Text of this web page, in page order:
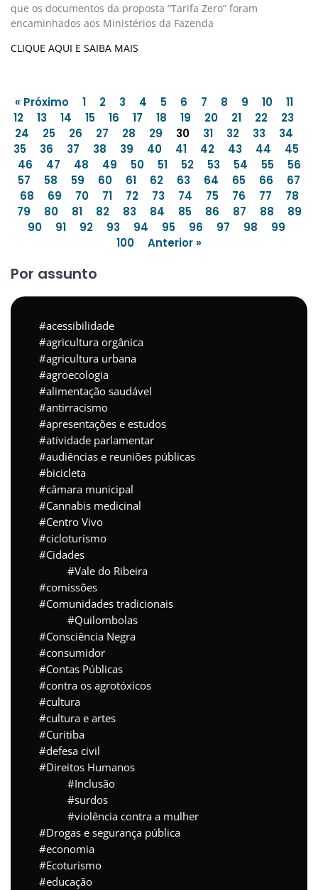
que os documentos da proposta “Tarifa Zero” foram
encaminhados aos Ministérios da Fazenda
CLIQUE AQUI E SAIBA MAIS
« Próximo 1 2 3 4 5 6 7 8 9 10
11
12
13 14 15 16 17 18 19 20 21 22
23
24
25 26 27 28 29 30 31 32 33
34
35
36 37 38 39 40 41 42 43 44
45
46
47 48 49 50 51 52 53 54 55
56
57
58 59 60 61 62 63 64 65 66
67
68
69 70 71 72 73 74 75 76 77
78
79
80 81 82 83 84 85 86 87 88
89
90
91 92 93 94 95 96 97 98
99
100
Anterior »
Por assunto
acessibilidade
agricultura orgânica
agricultura urbana
agroecologia
alimentação saudável
antirracismo
apresentações e estudos
atividade parlamentar
audiências e reuniões públicas
bicicleta
câmara municipal
Cannabis medicinal
Centro Vivo
cicloturismo
Cidades
Vale do Ribeira
comissões
Comunidades tradicionais
Quilombolas
Consciência Negra
consumidor
Contas Públicas
contra os agrotóxicos
cultura
cultura e artes
Curitiba
defesa civil
Direitos Humanos
Inclusão
surdos
violência contra a mulher
Drogas e segurança pública
economia
Ecoturismo
educação